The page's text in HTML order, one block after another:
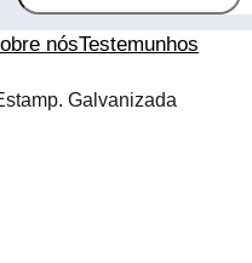
e
a
c
nósTestemunhos
Galvanizada